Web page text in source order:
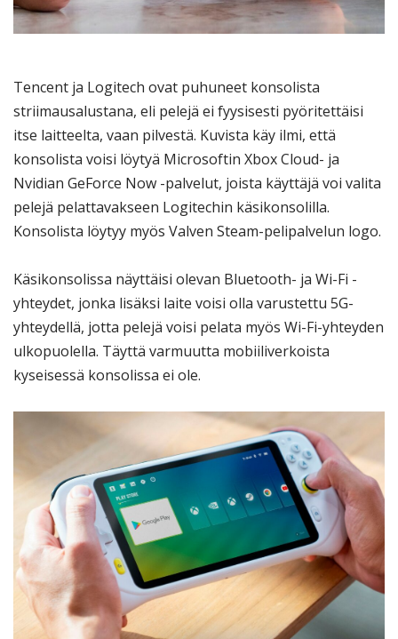
Tencent ja Logitech ovat puhuneet konsolista
striimausalustana, eli pelejä ei fyysisesti pyöritettäisi
itse laitteelta, vaan pilvestä. Kuvista käy ilmi, että
konsolista voisi löytyä Microsoftin Xbox Cloud- ja
Nvidian GeForce Now -palvelut, joista käyttäjä voi valita
pelejä pelattavakseen Logitechin käsikonsolilla.
Konsolista löytyy myös Valven Steam-pelipalvelun logo.
Käsikonsolissa näyttäisi olevan Bluetooth- ja Wi-Fi -
yhteydet, jonka lisäksi laite voisi olla varustettu 5G-
yhteydellä, jotta pelejä voisi pelata myös Wi-Fi-yhteyden
ulkopuolella. Täyttä varmuutta mobiiliverkoista
kyseisessä konsolissa ei ole.